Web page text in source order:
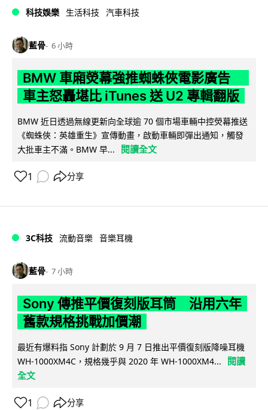
科技娛樂 生活科技 汽車科技
藍骨 6 小時
BMW 車廂熒幕強推蜘蛛俠電影廣告
車主怒轟堪比 iTunes 送 U2 專輯翻版
BMW 近日透過無線更新向全球逾 70 個市場車輛中控熒幕推送
《蜘蛛俠：英雄重生》宣傳動畫，啟動車輛即彈出通知，觸發
大批車主不滿。BMW 早...
閱讀全文
1 分享
3C科技 流動音樂 音樂耳機
藍骨 7 小時
Sony 傳推平價復刻版耳筒 沿用六年
舊款規格挑戰加價潮
最近有爆料指 Sony 計劃於 9 月 7 日推出平價復刻版降噪耳機
WH-1000XM4C，規格幾乎與 2020 年 WH-1000XM4...
閱讀
全文
1 分享